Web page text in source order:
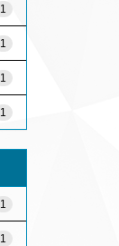
1
1
1
1
1
1